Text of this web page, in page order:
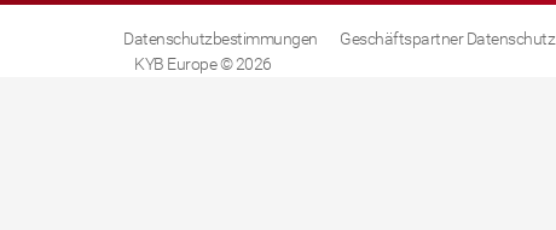
Datenschutzbestimmungen Geschäftspartner Datenschutz
KYB Europe © 2026